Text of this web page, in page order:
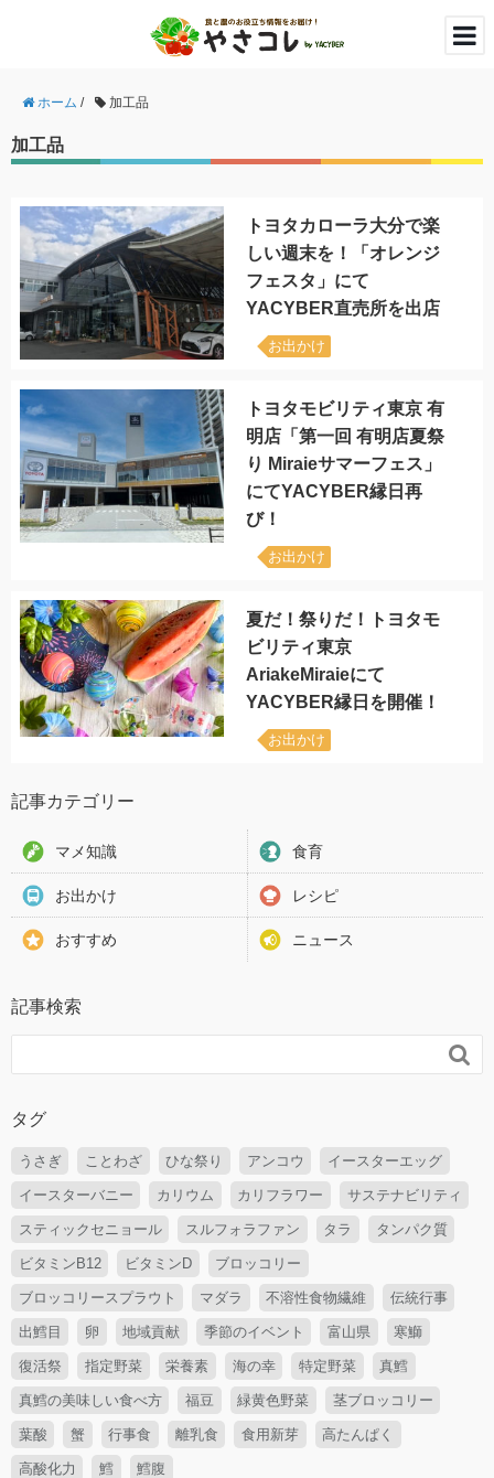
ホーム / 加工品
加工品
トヨタカローラ大分で楽
しい週末を！「オレンジ
フェスタ」にて
YACYBER直売所を出店
お出かけ
トヨタモビリティ東京 有
明店「第一回 有明店夏祭
り Miraieサマーフェス」
にてYACYBER縁日再
び！
お出かけ
夏だ！祭りだ！トヨタモ
ビリティ東京
AriakeMiraieにて
YACYBER縁日を開催！
お出かけ
記事カテゴリー
マメ知識 食育
お出かけ レシピ
おすすめ ニュース
記事検索

タグ
うさぎ ことわざ ひな祭り アンコウ イースターエッグ
イースターバニー カリウム カリフラワー サステナビリティ
スティックセニョール スルフォラファン タラ タンパク質
ビタミンB12 ビタミンD ブロッコリー
ブロッコリースプラウト マダラ 不溶性食物繊維 伝統行事
出鱈目 卵 地域貢献 季節のイベント 富山県 寒鰤
復活祭 指定野菜 栄養素 海の幸 特定野菜 真鱈
真鱈の美味しい食べ方 福豆 緑黄色野菜 茎ブロッコリー
葉酸 蟹 行事食 離乳食 食用新芽 高たんぱく
高酸化力 鱈 鱈腹